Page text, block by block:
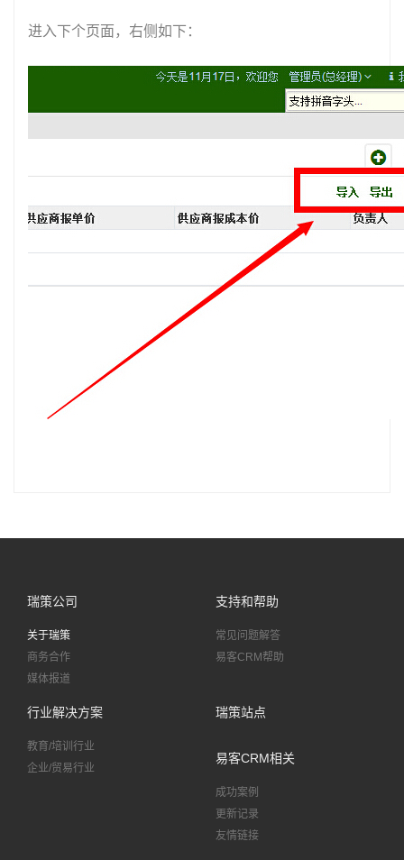
进入下个页面，右侧如下：
瑞策公司
关于瑞策
商务合作
媒体报道
支持和帮助
常见问题解答
易客CRM帮助
行业解决方案
教育/培训行业
企业/贸易行业
瑞策站点
易客CRM相关
成功案例
更新记录
友情链接